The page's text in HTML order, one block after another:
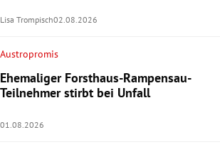
Lisa Trompisch02.08.2026
Austropromis
Ehemaliger Forsthaus-Rampensau-
Teilnehmer stirbt bei Unfall
01.08.2026